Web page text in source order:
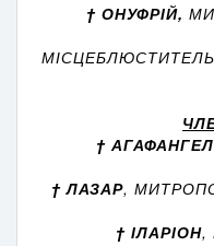
† ОНУФРІЙ,
† АГАФАНГЕЛ
† ЛАЗАР,
† ІЛАРІОН,